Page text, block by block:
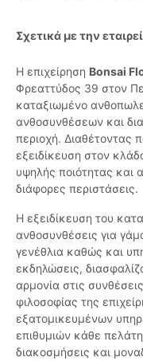
Σχετικά με την
Η επιχείρηση Bonsai
Φρεαττύδος 39 στον
καταξιωμένο
ανθοσυνθέσεων και
περιοχή. Διαθέτοντας
εξειδίκευση στον
υψηλής ποιότητας και
διάφορες περιστάσεις.
Η εξειδίκευση του
ανθοσυνθέσεις για
γενέθλια καθώς και
εκδηλώσεις,
αρμονία στις
φιλοσοφίας της
εξατομικευμένων
επιθυμιών κάθε
διακοσμήσεις και